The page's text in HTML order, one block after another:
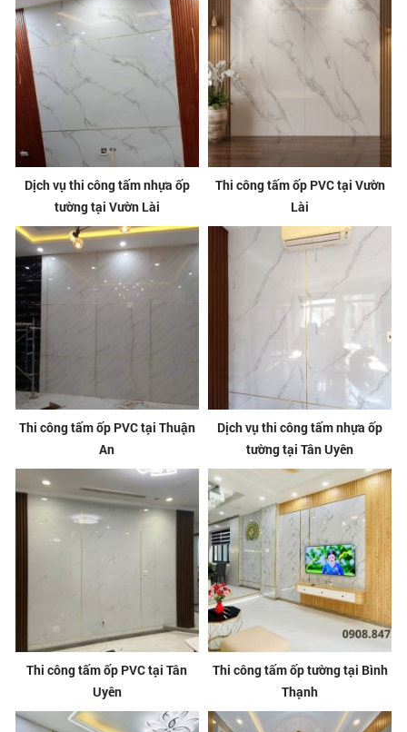
Dịch vụ thi công tấm nhựa ốp
tường tại Vườn Lài
Thi công tấm ốp PVC tại Vườn
Lài
Thi công tấm ốp PVC tại Thuận
An
Dịch vụ thi công tấm nhựa ốp
tường tại Tân Uyên
Thi công tấm ốp PVC tại Tân
Uyên
Thi công tấm ốp tường tại Bình
Thạnh